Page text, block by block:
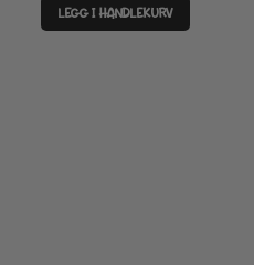
LEGG I HANDLEKURV